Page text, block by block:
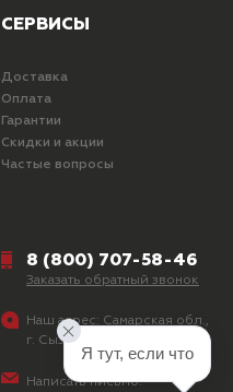
СЕРВИСЫ
Доставка
Оплата
Гарантии
Скидки и акции
Частые вопросы
8 (800) 707-58-46
Заказать обратный звонок
Наш адрес: Самарская обл.,
г. Сызрань, ул. Лазо, д. 25
Написать письмо:
Я тут, если что